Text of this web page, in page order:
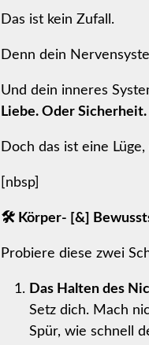
Das ist kein Zufall.
Denn dein
Und dein inneres
Liebe. Oder
Doch das ist eine
[nbsp]
🛠 Körper- [&]
Probiere diese zwei
Das Halten des
Setz dich. Mach
Spür, wie schnell